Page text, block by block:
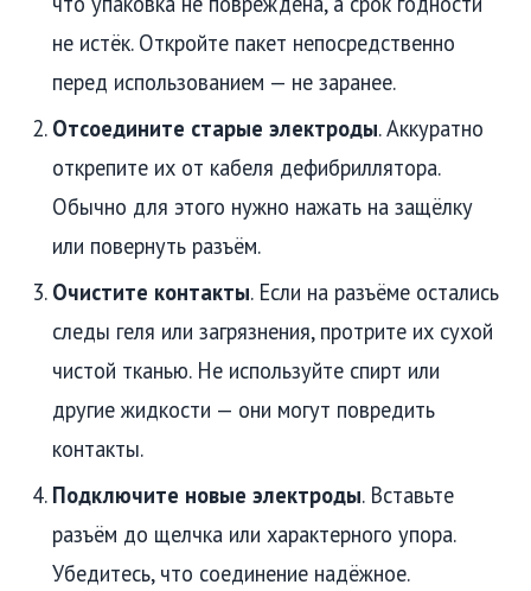
не истёк. Откройте пакет непосредственно
перед использованием — не заранее.
Отсоедините старые электроды. Аккуратно
открепите их от кабеля дефибриллятора.
Обычно для этого нужно нажать на защёлку
или повернуть разъём.
Очистите контакты. Если на разъёме остались
следы геля или загрязнения, протрите их сухой
чистой тканью. Не используйте спирт или
другие жидкости — они могут повредить
контакты.
Подключите новые электроды. Вставьте
разъём до щелчка или характерного упора.
Убедитесь, что соединение надёжное.